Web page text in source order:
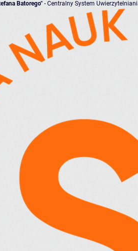
Batorego" - Centralny System